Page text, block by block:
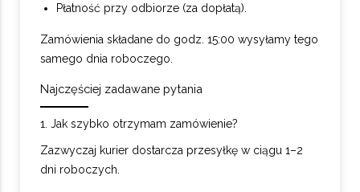
Płatność przy odbiorze (za dopłatą).
Zamówienia składane do godz. 15:00 wysyłamy tego
samego dnia roboczego.
Najczęściej zadawane pytania
1. Jak szybko otrzymam zamówienie?
Zazwyczaj kurier dostarcza przesyłkę w ciągu 1–2
dni roboczych.